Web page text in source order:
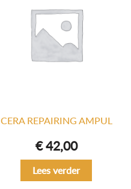
CERA REPAIRING AMPUL
€42,00
Lees verder